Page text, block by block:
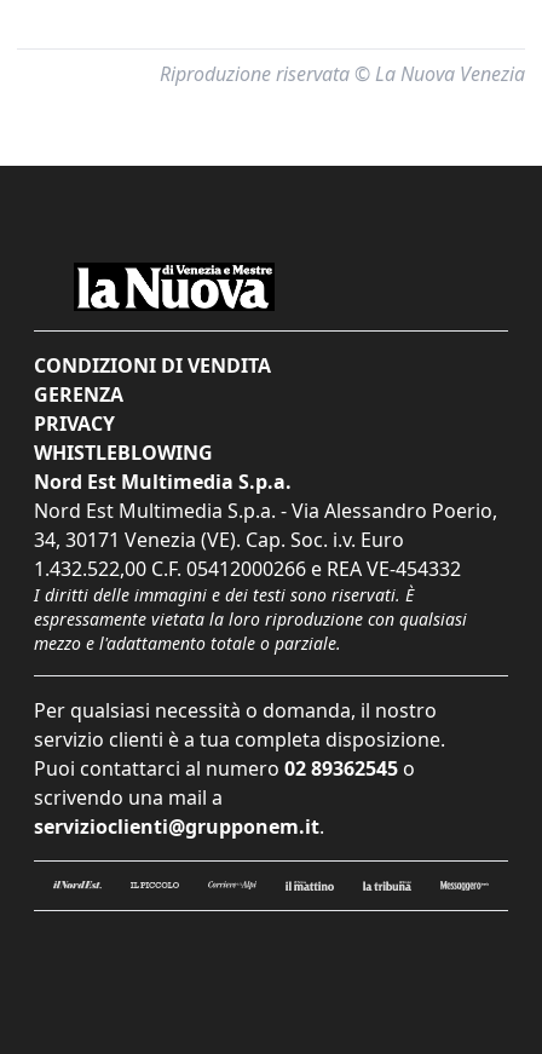
Riproduzione riservata © La Nuova Venezia
CONDIZIONI DI VENDITA
GERENZA
PRIVACY
WHISTLEBLOWING
Nord Est Multimedia S.p.a.
Nord Est Multimedia S.p.a. - Via Alessandro Poerio,
34, 30171 Venezia (VE). Cap. Soc. i.v. Euro
1.432.522,00 C.F. 05412000266 e REA VE-454332
I diritti delle immagini e dei testi sono riservati. È
espressamente vietata la loro riproduzione con qualsiasi
mezzo e l'adattamento totale o parziale.
Per qualsiasi necessità o domanda, il nostro
servizio clienti è a tua completa disposizione.
Puoi contattarci al numero 02 89362545 o
scrivendo una mail a
servizioclienti@grupponem.it.